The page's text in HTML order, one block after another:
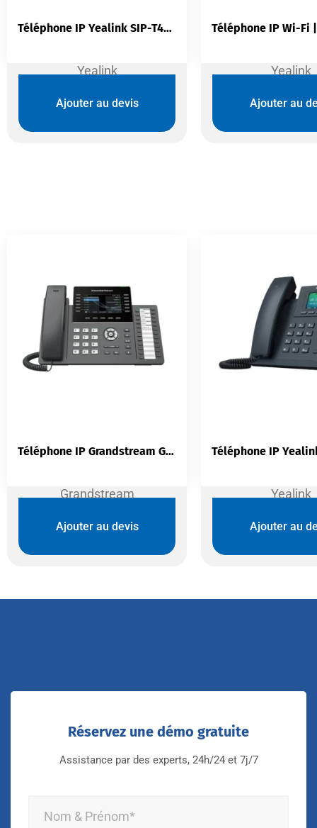
Yealink
Téléphone IP Yealink SIP-T46U | 16 Comptes SIP Écran 4,3″ Double USB Gigabit
Ajouter au devis
Yealink
Ajouter au
Grandstream
Téléphone IP Grandstream GRP2636 | 12 Lignes Wi-Fi 6 PoE GDMS
Ajouter au devis
Yealink
Ajouter au
Réservez une démo gratuite
Assistance par des experts, 24h/24 et 7j/7